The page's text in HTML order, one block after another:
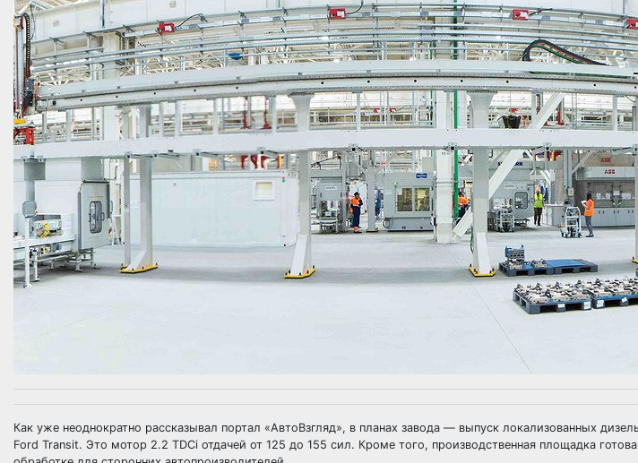
Как уже неоднократно рассказывал портал «АвтоВзгляд», в планах завода — выпуск локализованных
Ford Transit. Это мотор 2.2 TDCi отдачей от 125 до 155 сил. Кроме того, производственная площадка